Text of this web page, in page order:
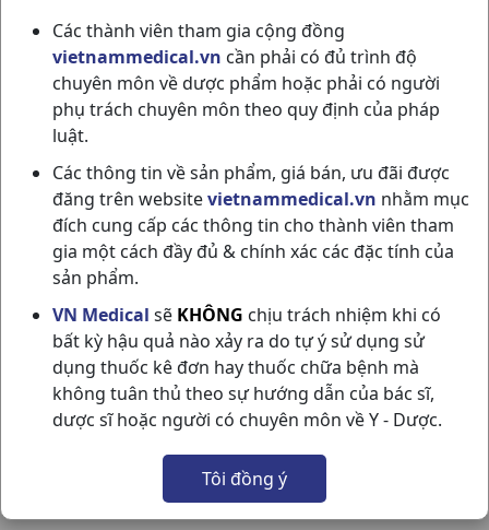
Các thành viên tham gia cộng đồng
vietnammedical.vn cần phải có đủ trình độ
chuyên môn về dược phẩm hoặc phải có người
phụ trách chuyên môn theo quy định của pháp
luật.
Các thông tin về sản phẩm, giá bán, ưu đãi được
đăng trên websitevietnammedical.vn nhằm mục
đích cung cấp các thông tin cho thành viên tham
gia một cách đầy đủ & chính xác các đặc tính của
sản phẩm.
VN Medical sẽ KHÔNG chịu trách nhiệm khi có
bất kỳ hậu quả nào xảy ra do tự ý sử dụng sử
dụng thuốc kê đơn hay thuốc chữa bệnh mà
không tuân thủ theo sự hướng dẫn của bác sĩ,
dược sĩ hoặc người có chuyên môn về Y - Dược.
Tôi đồng ý
DAKTARIN ORALGEL T10GR JANSSEN
NSX:Janssen
Nhóm hàng:Thuốc Dùng Ngoài Da,
Chia sẻ qua mạng xã hội: